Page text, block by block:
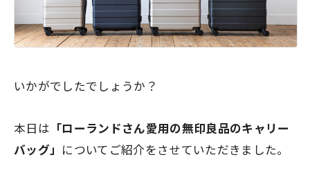
いかがでしたでしょうか？
本日は 「ローランドさん愛用の無印良品のキャリー
バッグ」 についてご紹介をさせていただきました。